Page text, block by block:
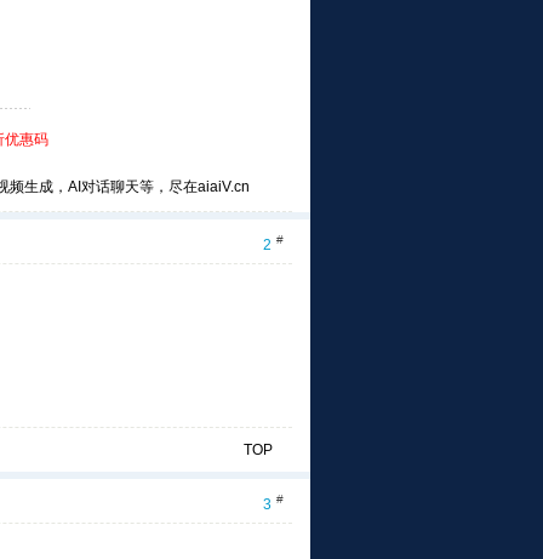
优惠码
频生成，AI对话聊天等，尽在aiaiV.cn
2 #
TOP
3 #